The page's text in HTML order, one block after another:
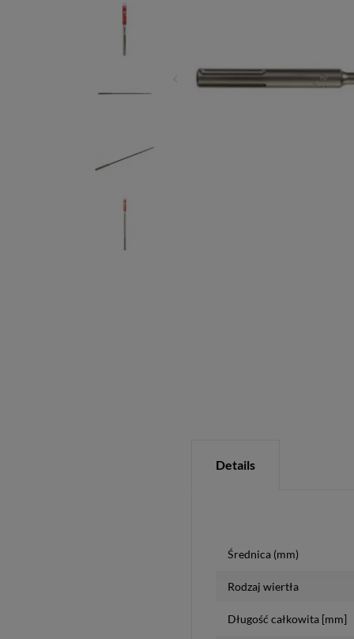
Details
Średnica (mm)
Rodzaj wiertła
Długość całkowita [mm]